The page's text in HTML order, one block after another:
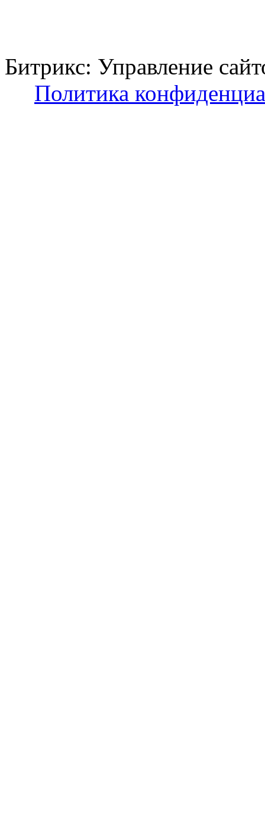
Битрикс: Управление
Политика